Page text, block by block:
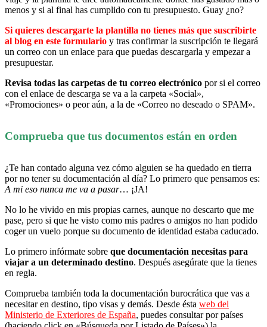
menos y si al final has cumplido con tu presupuesto. Guay ¿no?
Si quieres descargarte la plantilla no tienes más que suscribirte
al blog en este formulario y tras confirmar la suscripción te llegará
un correo con un enlace para que puedas descargarla y empezar a
presupuestar.
Revisa todas las carpetas de tu correo electrónico por si el correo
con el enlace de descarga se va a la carpeta «Social»,
«Promociones» o peor aún, a la de «Correo no deseado o SPAM».
Comprueba que tus documentos están en orden
¿Te han contado alguna vez cómo alguien se ha quedado en tierra
por no tener su documentación al día? Lo primero que pensamos es:
A mi eso nunca me va a pasar… ¡JA!
No lo he vivido en mis propias carnes, aunque no descarto que me
pase, pero si que he visto como mis padres o amigos no han podido
coger un vuelo porque su documento de identidad estaba caducado.
Lo primero infórmate sobre que documentación necesitas para
viajar a un determinado destino. Después asegúrate que la tienes
en regla.
Comprueba también toda la documentación burocrática que vas a
necesitar en destino, tipo visas y demás. Desde ésta web del
Ministerio de Exteriores de España, puedes consultar por países